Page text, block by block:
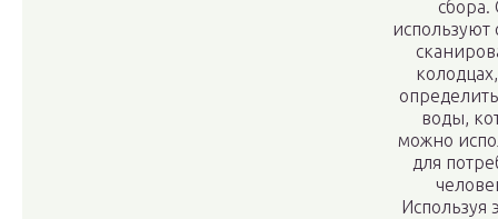
используют
воды,
можно
для
Используя